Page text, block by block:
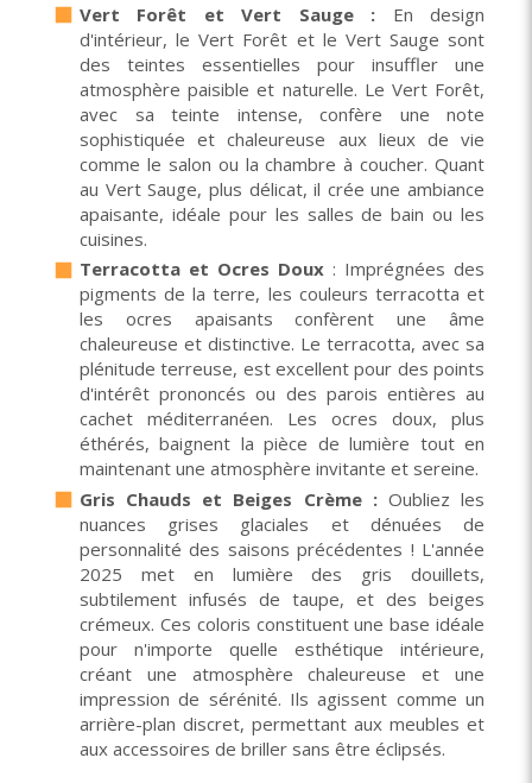
Vert Forêt et Vert Sauge : En design
d'intérieur, le Vert Forêt et le Vert Sauge sont
des teintes essentielles pour insuffler une
atmosphère paisible et naturelle. Le Vert Forêt,
avec sa teinte intense, confère une note
sophistiquée et chaleureuse aux lieux de vie
comme le salon ou la chambre à coucher. Quant
au Vert Sauge, plus délicat, il crée une ambiance
apaisante, idéale pour les salles de bain ou les
cuisines.
Terracotta et Ocres Doux : Imprégnées des
pigments de la terre, les couleurs terracotta et
les ocres apaisants confèrent une âme
chaleureuse et distinctive. Le terracotta, avec sa
plénitude terreuse, est excellent pour des points
d'intérêt prononcés ou des parois entières au
cachet méditerranéen. Les ocres doux, plus
éthérés, baignent la pièce de lumière tout en
maintenant une atmosphère invitante et sereine.
Gris Chauds et Beiges Crème :Oubliez les
nuances grises glaciales et dénuées de
personnalité des saisons précédentes ! L'année
2025 met en lumière des gris douillets,
subtilement infusés de taupe, et des beiges
crémeux. Ces coloris constituent une base idéale
pour n'importe quelle esthétique intérieure,
créant une atmosphère chaleureuse et une
impression de sérénité. Ils agissent comme un
arrière-plan discret, permettant aux meubles et
aux accessoires de briller sans être éclipsés.